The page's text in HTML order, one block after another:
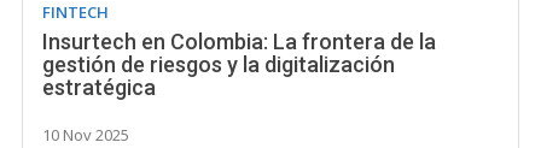
FINTECH
Insurtech en Colombia: La frontera de la
gestión de riesgos y la digitalización
estratégica
10 Nov 2025